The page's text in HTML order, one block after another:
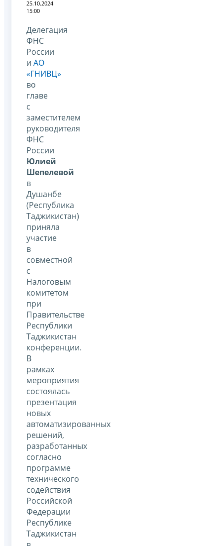
25.10.2024
15:00
Делегация
ФНС
России
и АО
«ГНИВЦ»
во
главе
с
заместителем
руководителя
ФНС
России
Юлией
Шепелевой
в
Душанбе
(Республика
Таджикистан)
приняла
участие
в
совместной
с
Налоговым
комитетом
при
Правительстве
Республики
Таджикистан
конференции.
В
рамках
мероприятия
состоялась
презентация
новых
автоматизированных
решений,
разработанных
согласно
программе
технического
содействия
Российской
Федерации
Республике
Таджикистан